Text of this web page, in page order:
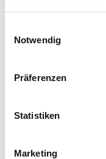
Notwendig
Präferenzen
Statistiken
Marketing